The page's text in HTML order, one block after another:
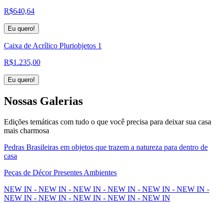
R$640,64
Eu quero!
Caixa de Acrílico Pluriobjetos 1
R$1.235,00
Eu quero!
Nossas Galerias
Edições temáticas com tudo o que você precisa para deixar sua casa
mais charmosa
Pedras Brasileiras em objetos que trazem a natureza para dentro de
casa
Peças de Décor Presentes Ambientes
NEW IN - NEW IN - NEW IN - NEW IN - NEW IN - NEW IN -
NEW IN - NEW IN - NEW IN - NEW IN - NEW IN